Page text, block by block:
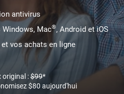
antivirus
Mac®, Android et iOS
vos achats en ligne
original :$99*
$80 aujourd'hui